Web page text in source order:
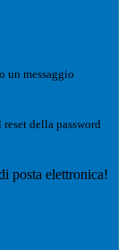
un messaggio
della password
posta elettronica!